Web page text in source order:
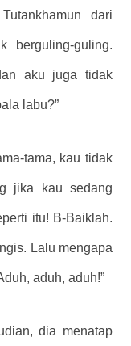
dari
berguling-guling.
aku juga tidak
labu?”
tama, kau tidak
jika kau sedang
itu! B-Baiklah.
Lalu mengapa
aduh, aduh!”
dia menatap